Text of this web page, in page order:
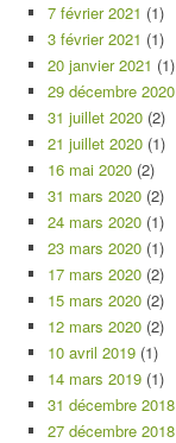
7 février 2021 (1)
3 février 2021 (1)
20 janvier 2021 (1)
29 décembre 2020
31 juillet 2020 (2)
21 juillet 2020 (1)
16 mai 2020 (2)
31 mars 2020 (2)
24 mars 2020 (1)
23 mars 2020 (1)
17 mars 2020 (2)
15 mars 2020 (2)
12 mars 2020 (2)
10 avril 2019 (1)
14 mars 2019 (1)
31 décembre 2018
27 décembre 2018